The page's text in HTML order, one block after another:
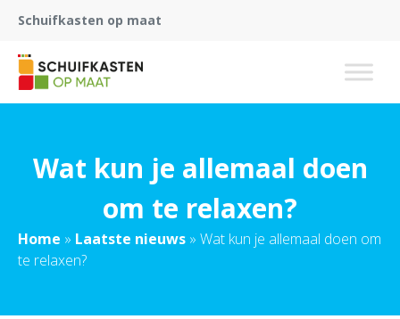
Schuifkasten op maat
Wat kun je allemaal doen
om te relaxen?
Home » Laatste nieuws » Wat kun je allemaal doen om
te relaxen?